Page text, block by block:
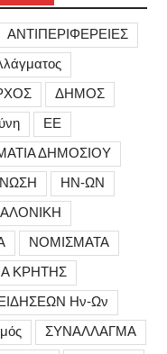
ΑΝΤΙΠΕΡΙΦΕΡΕΙΕΣ
ΔΗΜΟΣ
ΕΕ
ΔΗΜΟΣΙΟΥ
ΗΝ-ΩΝ
ΝΟΜΙΣΜΑΤΑ
ΚΡΗΤΗΣ
Ην-Ων
ΣΥΝΑΛΛΑΓΜΑ